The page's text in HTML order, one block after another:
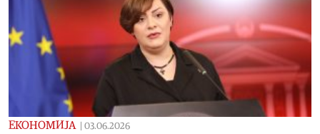
ЕКОНОМИЈА 03.06.2026